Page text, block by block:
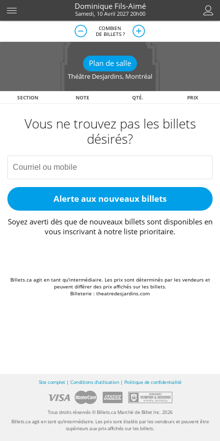
Dominique Fils-Aimé
Samedi, 10 Avril 2027 20h00
COMBIEN
DE BILLETS ?
Plan de salle
Théâtre Desjardins, Montréal
SECTION NOTE QTÉ. PRIX
Vous ne trouvez pas les billets
désirés?
Alerte aux nouveaux billets
Soyez averti dès que de nouveaux billets sont disponibles en
vous inscrivant à notre liste prioritaire.
Billets.ca agit en tant qu'intermédiaire. Les prix sont déterminés par les vendeurs et
peuvent différer des prix affichés sur les billets.
Billeterie : theatredesjardins.com
Site complet| Conditions d'utilisation| Politique de confidentialité
Tous droits réservés © Billets.ca Marché de Billet Inc. 2026
Billets.ca agit en tant qu'intermédiaire. Les prix sont établis par les vendeurs et peuvent être
supérieurs aux prix affichés sur les billets.